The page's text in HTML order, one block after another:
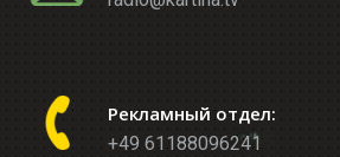
Рекламный отдел:
+49 61188096241